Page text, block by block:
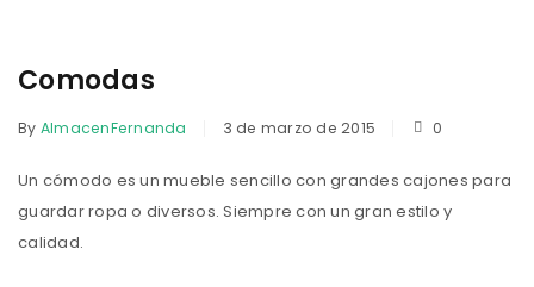
Comodas
By AlmacenFernanda 3 de marzo de 2015 0
Un cómodo es un mueble sencillo con grandes cajones para
guardar ropa o diversos. Siempre con un gran estilo y
calidad.